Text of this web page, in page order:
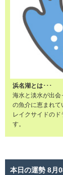
浜名湖とは･･･
海水と淡水が出会
の魚介に恵まれ
レイクサイドのド
す。
本日の運勢 8月